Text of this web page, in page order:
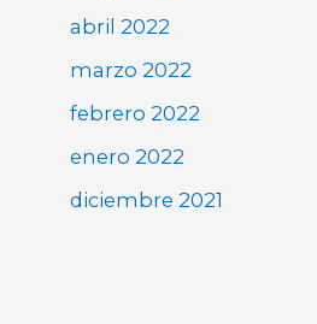
abril 2022
marzo 2022
febrero 2022
enero 2022
diciembre 2021